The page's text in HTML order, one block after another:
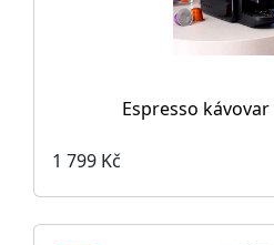
Espresso
1 799 Kč